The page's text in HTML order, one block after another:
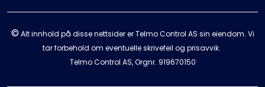
© Alt innhold på disse nettsider er Telmo Control AS sin eiendom. Vi
tar forbehold om eventuelle skrivefeil og prisavvik.
Telmo Control AS, Orgnr. 919670150